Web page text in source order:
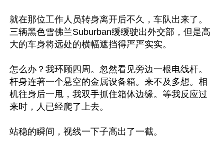
就在那位工作人员转身离开后不久，车队出来了。
三辆黑色雪佛兰Suburban缓缓驶出外交部，但是高
大的车身将远处的横幅遮挡得严严实实。
怎么办？我环顾四周。忽然看见旁边一根电线杆。
杆身连著一个悬空的金属设备箱。来不及多想。相
机往身后一甩，我双手抓住箱体边缘。等我反应过
来时，人已经爬了上去。
站稳的瞬间，视线一下子高出了一截。